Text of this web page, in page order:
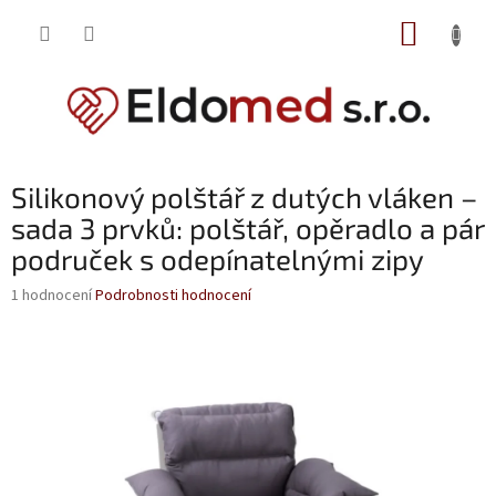
Silikonový polštář z dutých vláken –
sada 3 prvků: polštář, opěradlo a pár
područek s odepínatelnými zipy
Průměrné
1 hodnoceníPodrobnosti hodnocení